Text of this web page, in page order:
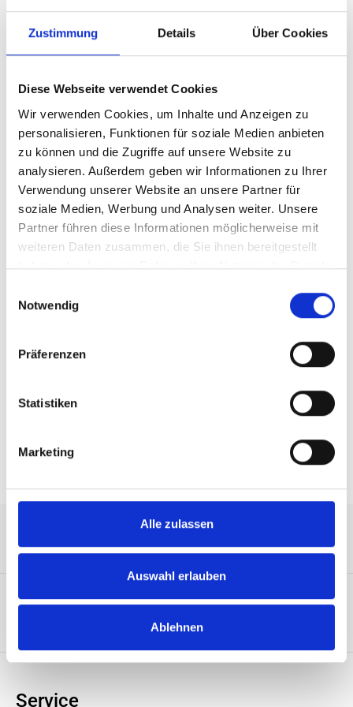
Zustimmung Details Über Cookies
Diese Webseite verwendet Cookies
Wir verwenden Cookies, um Inhalte und Anzeigen zu
personalisieren, Funktionen für soziale Medien anbieten
zu können und die Zugriffe auf unsere Website zu
analysieren. Außerdem geben wir Informationen zu Ihrer
Verwendung unserer Website an unsere Partner für
soziale Medien, Werbung und Analysen weiter. Unsere
Partner führen diese Informationen möglicherweise mit
weiteren Daten zusammen, die Sie ihnen bereitgestellt
haben oder die sie im Rahmen Ihrer Nutzung der Dienste
Notwendig
Präferenzen
Statistiken
Marketing
Alle zulassen
Auswahl erlauben
Ablehnen
SkyHigh 3V TSOP-48pin
Produktnummer:
AS34ML04G300TFI100
Hersteller-Nr.:
S34ML04G300TFI100
Hersteller:
SKYHIGH
Verfügbarkeit:
Nicht lagernd
Lieferzeit:
Nicht mehr verfügbar
Preis auf Anfrage
NAND Flash 4Gb SLC 3V, TSOP-48pin, 16nm, 4KB Page
Size industrial temperature grade -40°C to +85°C Tray
Service-Hotline
Service